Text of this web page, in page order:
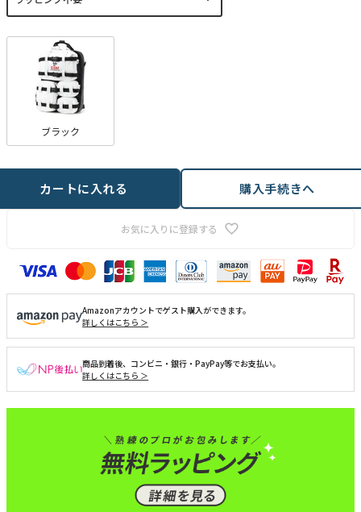
ブラック
お気に入りに登録する
カートに入れる 購入手続きへ
Amazonアカウントでゲスト購入ができます。
詳しくはこちら ＞
商品到着後、コンビニ・銀行・PayPay等でお支払い。
詳しくはこちら ＞